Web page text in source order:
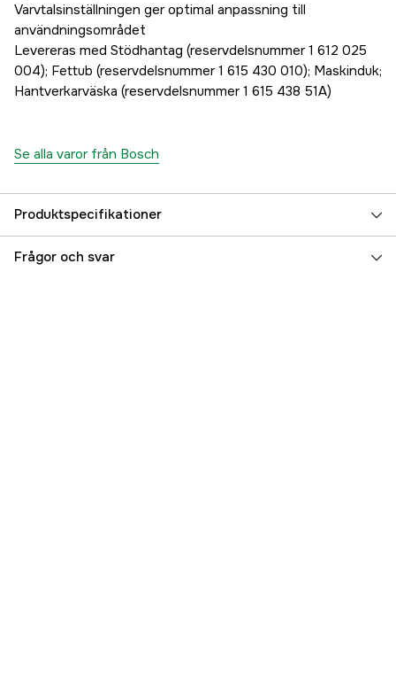
Varvtalsinställningen ger optimal anpassning till
användningsområdet
Levereras med Stödhantag (reservdelsnummer 1 612 025
004); Fettub (reservdelsnummer 1 615 430 010); Maskinduk;
Hantverkarväska (reservdelsnummer 1 615 438 51A)
Se alla varor från Bosch
Produktspecifikationer
Drifttyp Nätdriven
Frågor och svar